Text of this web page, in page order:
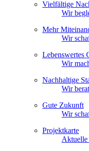
Vielfältige
Wir
Mehr
Wir
Lebenswertes
Wir
Nachhaltige
Wir
Gute Zukunft
Wir
Projektkarte
Aktuelle